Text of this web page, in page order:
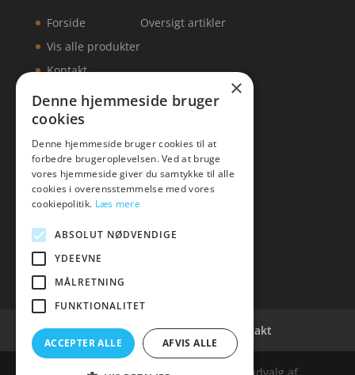
Forside
Vis alle produkter
Kontakt
Oversigt artikler
KONTAKT
Tlf: 7876 8672
Mail:info@delicious-vejle.dk
Cookie- og privatlivspolitik Kontakt
×
Denne hjemmeside bruger
cookies
Denne hjemmeside bruger cookies til at
forbedre brugeroplevelsen. Ved at bruge
vores hjemmeside giver du samtykke til alle
cookies i overensstemmelse med vores
cookiepolitik. Læs mere
ABSOLUT NØDVENDIGE
YDEEVNE
MÅLRETNING
FUNKTIONALITET
ACCEPTER ALLE AFVIS ALLE